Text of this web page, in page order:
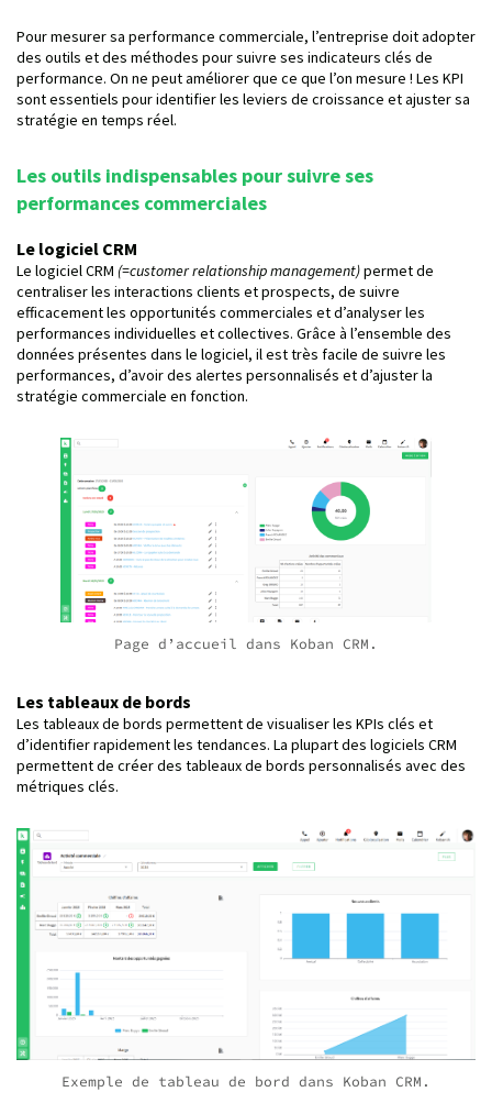
Pour mesurer sa performance commerciale, l’entreprise doit adopter
des outils et des méthodes pour suivre ses indicateurs clés de
performance. On ne peut améliorer que ce que l’on mesure ! Les KPI
sont essentiels pour identifier les leviers de croissance et ajuster sa
stratégie en temps réel.
Les outils indispensables pour suivre ses
performances commerciales
Le logiciel CRM
Le logiciel CRM (=customer relationship management)permet de
centraliser les interactions clients et prospects, de suivre
efficacement les opportunités commerciales et d’analyser les
performances individuelles et collectives. Grâce à l’ensemble des
données présentes dans le logiciel, il est très facile de suivre les
performances, d’avoir des alertes personnalisés et d’ajuster la
stratégie commerciale en fonction.
Page d’accueil dans Koban CRM.
Les tableaux de bords
Les tableaux de bords permettent de visualiser les KPIs clés et
d’identifier rapidement les tendances. La plupart des logiciels CRM
permettent de créer des tableaux de bords personnalisés avec des
métriques clés.
Exemple de tableau de bord dans Koban CRM.